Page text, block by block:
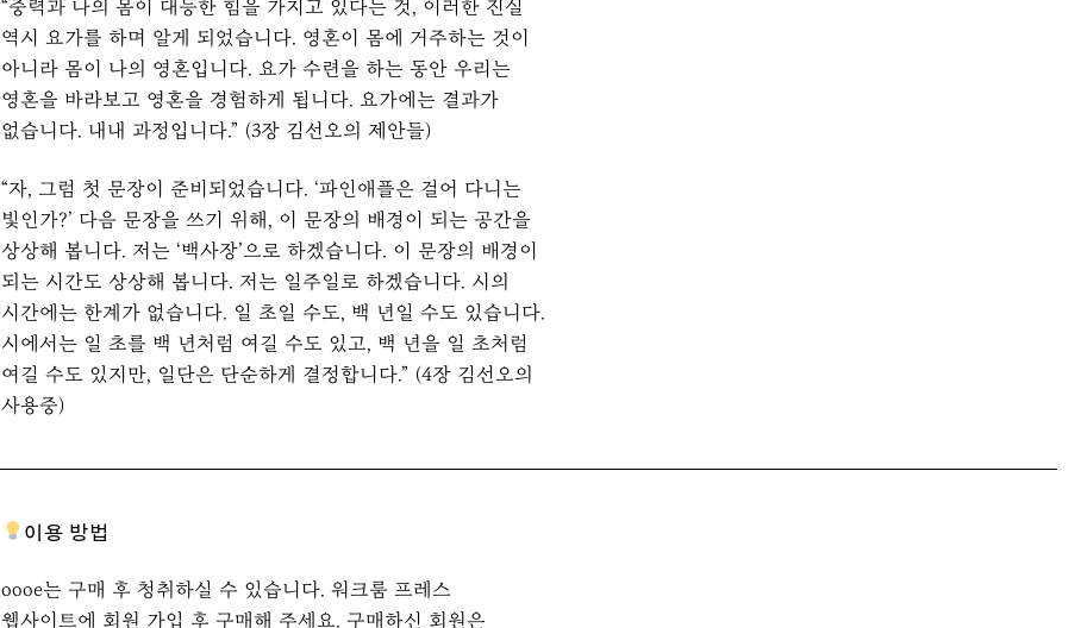
“중력과 나의 몸이 대등한 힘을 가지고 있다는 것, 이러한 진실
역시 요가를 하며 알게 되었습니다. 영혼이 몸에 거주하는 것이
아니라 몸이 나의 영혼입니다. 요가 수련을 하는 동안 우리는
영혼을 바라보고 영혼을 경험하게 됩니다. 요가에는 결과가
없습니다. 내내 과정입니다.” (3장 김선오의 제안들)
“자, 그럼 첫 문장이 준비되었습니다. ‘파인애플은 걸어 다니는
빛인가?’ 다음 문장을 쓰기 위해, 이 문장의 배경이 되는 공간을
상상해 봅니다. 저는 ‘백사장’으로 하겠습니다. 이 문장의 배경이
되는 시간도 상상해 봅니다. 저는 일주일로 하겠습니다. 시의
시간에는 한계가 없습니다. 일 초일 수도, 백 년일 수도 있습니다.
시에서는 일 초를 백 년처럼 여길 수도 있고, 백 년을 일 초처럼
여길 수도 있지만, 일단은 단순하게 결정합니다.” (4장 김선오의
사용중)
이용 방법
oooe는 구매 후 청취하실 수 있습니다. 워크룸 프레스
웹사이트에 회원 가입 후 구매해 주세요. 구매하신 회원은